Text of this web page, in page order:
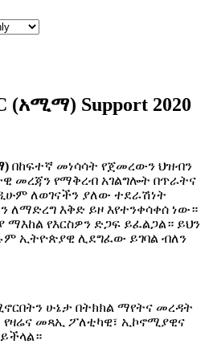
(አሚማ) Support 2020
በከፍተኛ መነሳሳት የጀመረውን ህዝብን
መረጃን የማቅረብ አገልግሎት በጥራትና
ለወገናችን ያለው ተደራሽነት
ለማድረግ እቅድ ይዞ እየተንቀሳቀሰ ነው።
የእርስዎን ድጋፍ ይፈልጋል። ይህን
ኢትዮጵያዊ ሊደግፈው ይገባል ብለን
ሁኔታ በትክክል ማየትና መረዳት
መጻኢ ፖለቲካዊ፣ ኢኮኖሚያዊና